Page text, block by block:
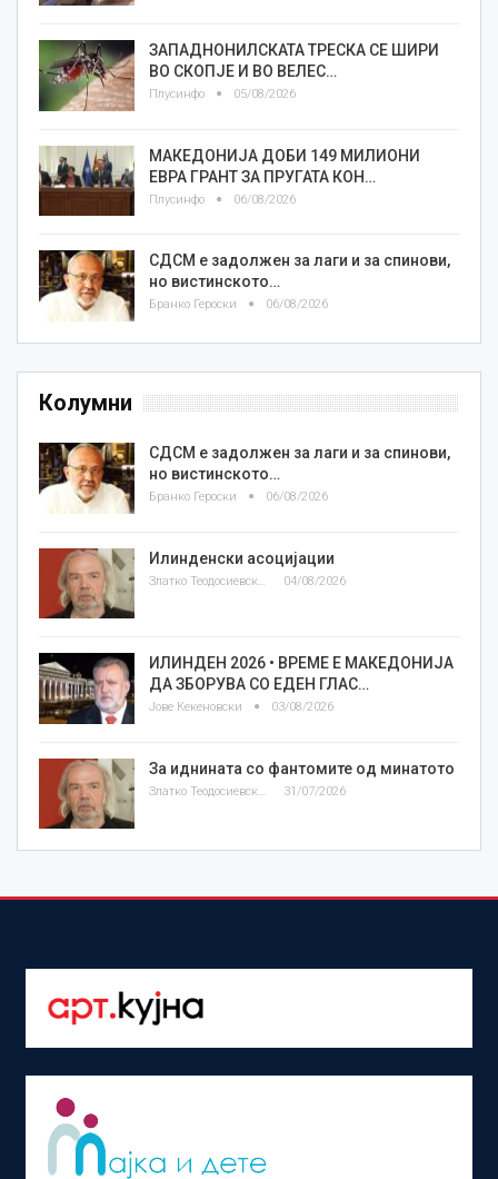
ЗАПАДНОНИЛСКАТА ТРЕСКА СЕ ШИРИ
ВО СКОПЈЕ И ВО ВЕЛЕС…
Плусинфо 05/08/2026
МАКЕДОНИЈА ДОБИ 149 МИЛИОНИ
ЕВРА ГРАНТ ЗА ПРУГАТА КОН…
Плусинфо 06/08/2026
СДСМ е задолжен за лаги и за спинови,
но вистинското…
Бранко Героски 06/08/2026
Колумни
СДСМ е задолжен за лаги и за спинови,
но вистинското…
Бранко Героски 06/08/2026
Илинденски асоцијации
04/08/2026
ИЛИНДЕН 2026 • ВРЕМЕ Е МАКЕДОНИЈА
ДА ЗБОРУВА СО ЕДЕН ГЛАС…
Јове Кекеновски 03/08/2026
За иднината со фантомите од минатото
Златко Теодосиевски 31/07/2026